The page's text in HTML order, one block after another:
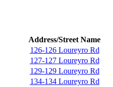
Address/Street Name
126-126 Loureyro Rd
127-127 Loureyro Rd
129-129 Loureyro Rd
134-134 Loureyro Rd